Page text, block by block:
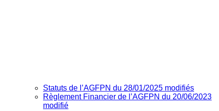
Statuts de l’AGFPN du 28/01/2025 modifiés
Règlement Financier de l’AGFPN du 20/06/2023
modifié